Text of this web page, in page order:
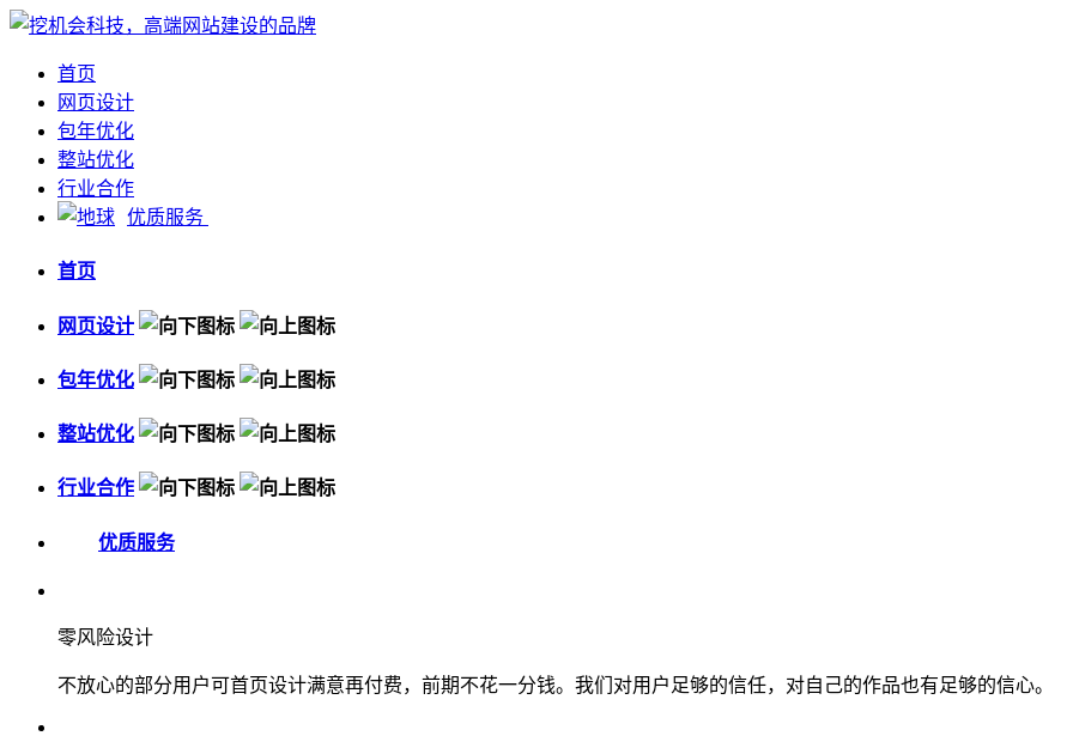
首页
网页设计
包年优化
整站优化
行业合作
优质服务
首页
网页设计
包年优化
整站优化
行业合作
优质服务
零风险设计
不放心的部分用户可首页设计满意再付费，前期不花一分钱。我们对用户足够的信任，对自己的作品也有足够的信心。